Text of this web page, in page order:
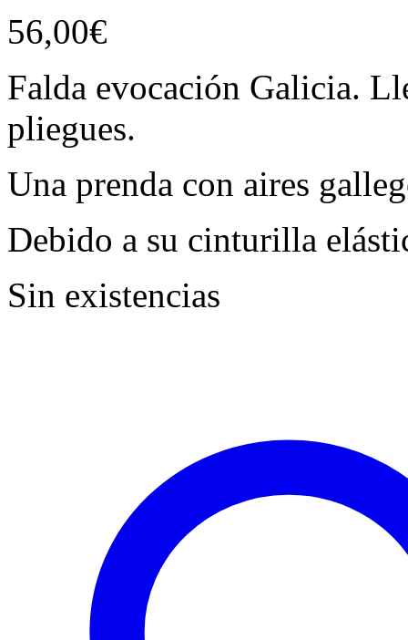
56,00€
Falda evocación Galicia.
pliegues.
Una prenda con aires
Debido a su cinturilla
Sin existencias